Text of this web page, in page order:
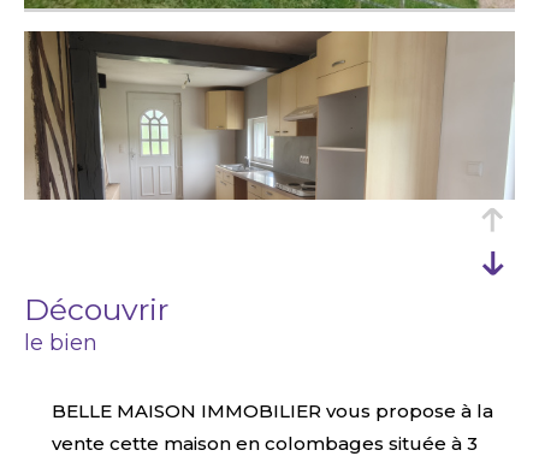
découvrir
le bien
BELLE MAISON IMMOBILIER vous propose à la
vente cette maison en colombages située à 3